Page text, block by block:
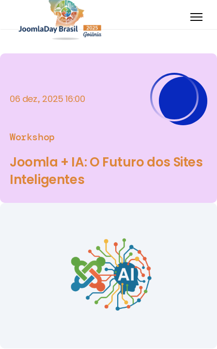
06 dez., 2025 16:00
Workshop
Joomla + IA: O Futuro dos Sites
Inteligentes